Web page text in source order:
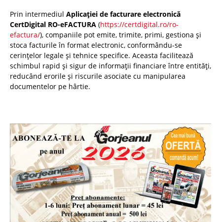
Prin intermediul Aplicației de facturare electronică
CertDigital RO-eFACTURA (https://certdigital.ro/ro-
efactura/), companiile pot emite, trimite, primi, gestiona și
stoca facturile în format electronic, conformându-se
cerințelor legale și tehnice specifice. Aceasta facilitează
schimbul rapid și sigur de informații financiare între entități,
reducând erorile și riscurile asociate cu manipularea
documentelor pe hârtie.